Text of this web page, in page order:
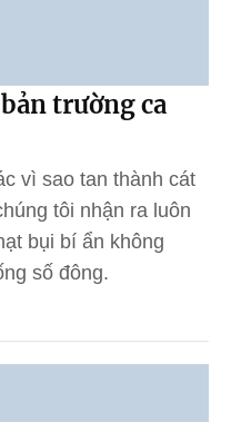
trường ca
vì sao tan thành cát
tôi nhận ra luôn
bụi bí ẩn không
số đông.